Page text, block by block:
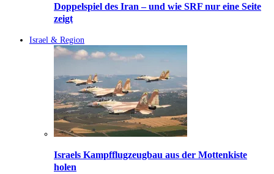
Doppelspiel des Iran – und wie SRF nur eine Seite
zeigt
Israel & Region
Israels Kampfflugzeugbau aus der Mottenkiste
holen